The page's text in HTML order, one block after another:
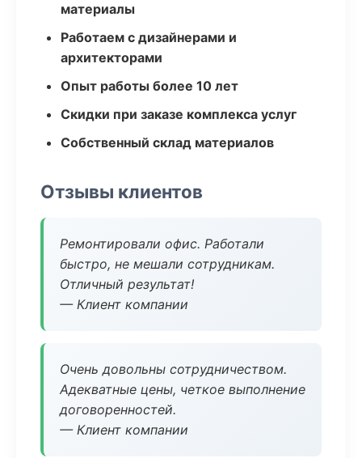
материалы
Работаем с дизайнерами и
архитекторами
Опыт работы более 10 лет
Скидки при заказе комплекса услуг
Собственный склад материалов
Отзывы клиентов
Ремонтировали офис. Работали
быстро, не мешали сотрудникам.
Отличный результат!
— Клиент компании
Очень довольны сотрудничеством.
Адекватные цены, четкое выполнение
договоренностей.
— Клиент компании